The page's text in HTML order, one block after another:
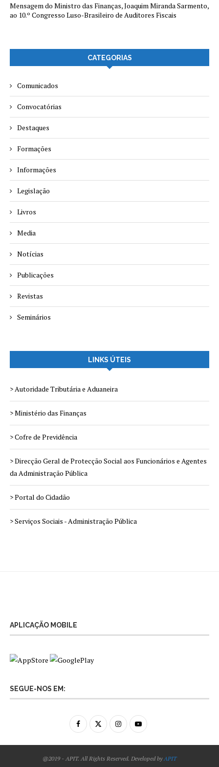
Mensagem do Ministro das Finanças, Joaquim Miranda Sarmento,
ao 10.º Congresso Luso-Brasileiro de Auditores Fiscais
CATEGORIAS
Comunicados
Convocatórias
Destaques
Formações
Informações
Legislação
Livros
Media
Notícias
Publicações
Revistas
Seminários
LINKS ÚTEIS
> Autoridade Tributária e Aduaneira
> Ministério das Finanças
> Cofre de Previdência
> Direcção Geral de Protecção Social aos Funcionários e Agentes
da Administração Pública
> Portal do Cidadão
> Serviços Sociais - Administração Pública
APLICAÇÃO MOBILE
SEGUE-NOS EM:
@2019 - APIT. All Rights Reserved. Developed by APIT